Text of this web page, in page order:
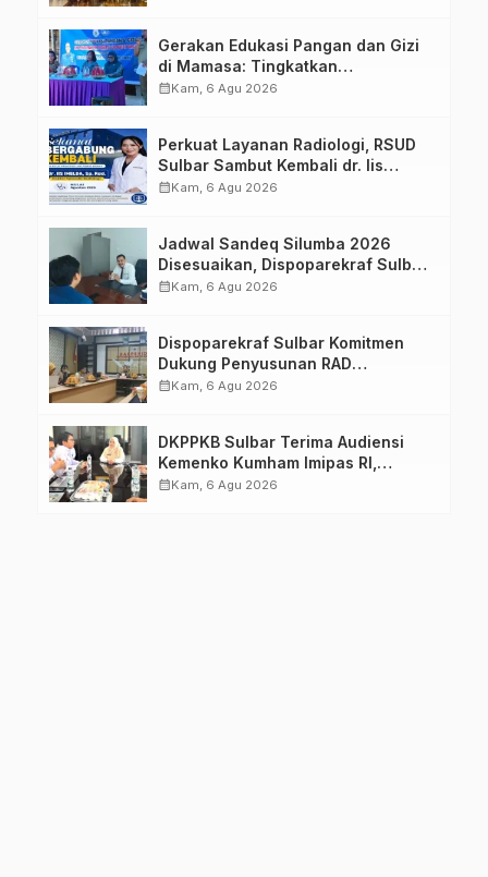
Gerakan Edukasi Pangan dan Gizi
di Mamasa: Tingkatkan
Pengetahuan dan Keterampilan
calendar_monthKam, 6 Agu 2026
Perkuat Layanan Radiologi, RSUD
Sulbar Sambut Kembali dr. Iis
Imelda, Sp.Rad
calendar_monthKam, 6 Agu 2026
Jadwal Sandeq Silumba 2026
Disesuaikan, Dispoparekraf Sulbar
Pastikan Persiapan Tetap
calendar_monthKam, 6 Agu 2026
Dispoparekraf Sulbar Komitmen
Dukung Penyusunan RAD
TPB/SDGs Sulawesi Barat
calendar_monthKam, 6 Agu 2026
DKPPKB Sulbar Terima Audiensi
Kemenko Kumham Imipas RI,
Perkuat Pelayanan Kesehatan bagi
calendar_monthKam, 6 Agu 2026